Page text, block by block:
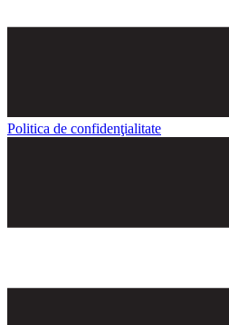
Politica de confidenţialitate